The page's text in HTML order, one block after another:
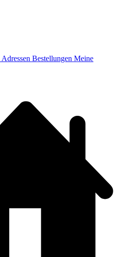
Adressen Bestellungen Meine